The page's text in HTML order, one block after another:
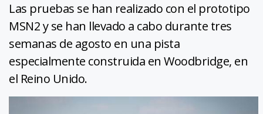
Las pruebas se han realizado con el prototipo
MSN2 y se han llevado a cabo durante tres
semanas de agosto en una pista
especialmente construida en Woodbridge, en
el Reino Unido.